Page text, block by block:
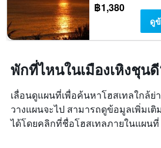
฿1,380
ดู
พักที่ไหนในเมืองเหิงชุน
เลื่อนดูแผนที่เพื่อค้นหาโฮสเทลใกล้
วางแผนจะไป สามารถดูข้อมูลเพิ่มเติ
ได้โดยคลิกที่ชื่อโฮสเทลภายในแผนที่